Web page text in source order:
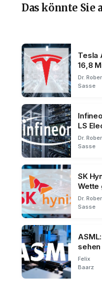
Das könnte Sie
Tesla
16,8
Dr.
Sasse
LS
Dr.
Sasse
SK
Wette
Dr.
Sasse
sehen
Felix
Baarz